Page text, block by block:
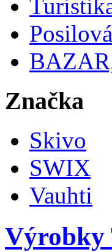
Značka
Skivo
SWIX
Vauhti
Výrobky